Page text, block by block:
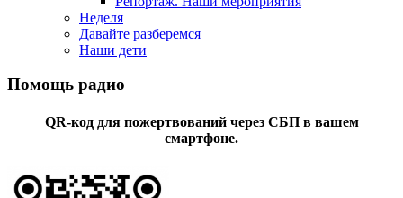
Неделя
Давайте разберемся
Наши дети
Помощь радио
QR-код для пожертвований через СБП в вашем
смартфоне.